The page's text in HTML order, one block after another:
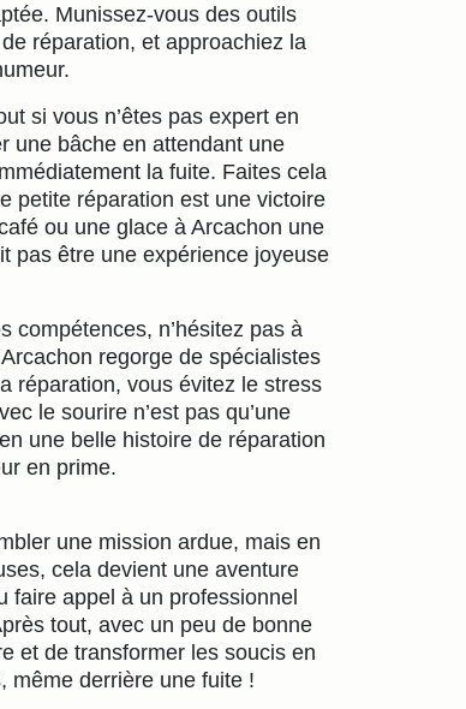
Munissez-vous des outils
réparation, et approachiez la
si vous n’êtes pas expert en
une bâche en attendant une
la fuite. Faites cela
petite réparation est une victoire
ou une glace à Arcachon une
pas être une expérience joyeuse
compétences, n’hésitez pas à
regorge de spécialistes
réparation, vous évitez le stress
le sourire n’est pas qu’une
une belle histoire de réparation
en prime.
une mission ardue, mais en
cela devient une aventure
faire appel à un professionnel
tout, avec un peu de bonne
et de transformer les soucis en
même derrière une fuite !